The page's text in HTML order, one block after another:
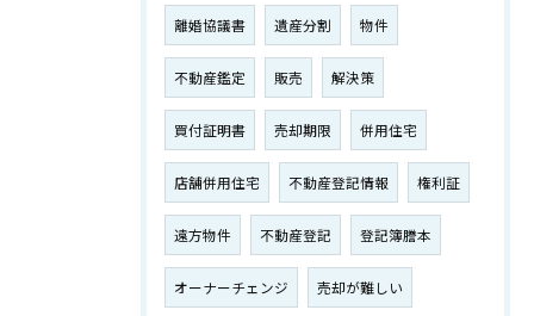
離婚協議書 遺産分割 物件
不動産鑑定 販売 解決策
買付証明書 売却期限 併用住宅
店舗併用住宅 不動産登記情報 権利証
遠方物件 不動産登記 登記簿謄本
オーナーチェンジ 売却が難しい